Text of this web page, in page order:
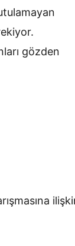
gözden